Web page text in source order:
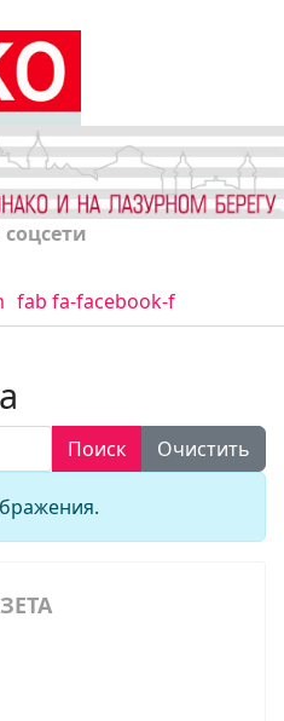
fab fa-facebook-f
Поиск
Очистить
Кол-во